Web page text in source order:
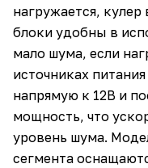
нагружается,
блоки удобны в
мало шума, если
источниках
напрямую к 12В и
мощность, что
уровень шума.
сегмента